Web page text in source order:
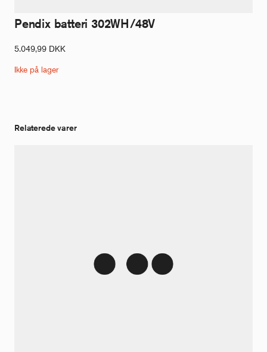
Pendix batteri 302WH/48V
5.049,99 DKK
Ikke på lager
Relaterede varer